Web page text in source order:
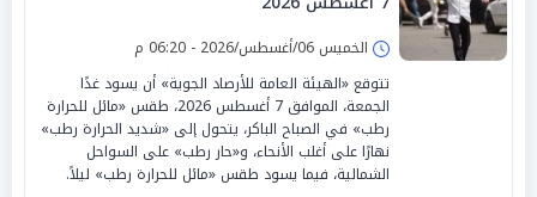
الخميس 06/أغسطس/2026 - 06:20 م
تتوقع «الهيئة العامة للأرصاد الجوية» أن يسود غدًا
الجمعة، الموافق 7 أغسطس 2026، طقس «مائل للحرارة
رطب» في الصباح الباكر، يتحول إلى «شديد الحرارة رطب»
نهارًا على أغلب الأنحاء، و«حار رطب» على السواحل
الشمالية، فيما يسود طقس «مائل للحرارة رطب» ليلاً.